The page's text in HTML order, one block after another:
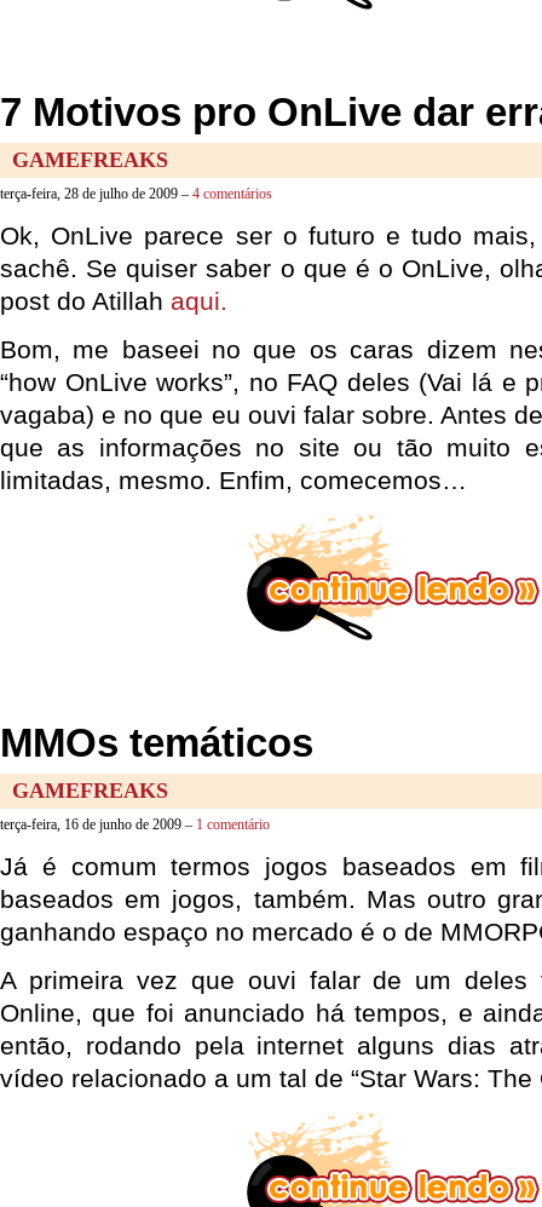
7 Motivos pro OnLive dar
GAMEFREAKS
terça-feira, 28 de julho de 2009 – 4 comentários
Ok, OnLive parece ser o futuro e tudo
sachê. Se quiser saber o que é o OnLive,
post do Atillah aqui.
Bom, me baseei no que os caras dizem
“how OnLive works”, no FAQ deles (Vai lá e
vagaba) e no que eu ouvi falar sobre. Antes
que as informações no site ou tão muito
limitadas, mesmo. Enfim, comecemos…
MMOs temáticos
GAMEFREAKS
terça-feira, 16 de junho de 2009 – 1 comentário
Já é comum termos jogos baseados em
baseados em jogos, também. Mas outro
ganhando espaço no mercado é o de
A primeira vez que ouvi falar de um deles
Online, que foi anunciado há tempos, e
então, rodando pela internet alguns dias
vídeo relacionado a um tal de “Star Wars: The